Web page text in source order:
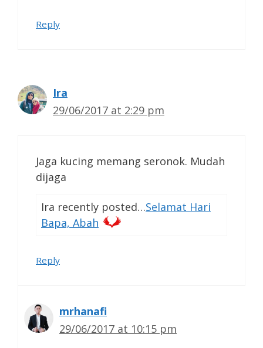
Reply
Ira
29/06/2017 at 2:29 pm
Jaga kucing memang seronok. Mudah
dijaga
Ira recently posted…Selamat Hari
Bapa, Abah
Reply
mrhanafi
29/06/2017 at 10:15 pm